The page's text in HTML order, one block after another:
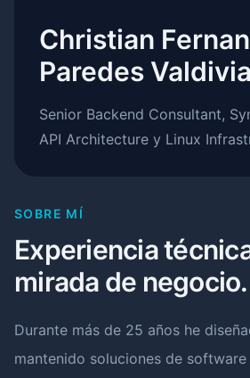
Christian
Paredes Valdivia
Senior Backend Consultant,
API Architecture y Linux
SOBRE MÍ
Experiencia
mirada de negocio.
Durante más de 25 años he
mantenido soluciones de software